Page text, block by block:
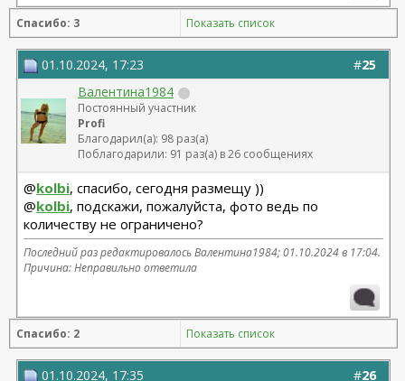
Спасибо: 3 Показать список
#25
01.10.2024, 17:23
Валентина1984
Постоянный участник
Profi
Благодарил(а): 98 раз(а)
Поблагодарили: 91 раз(а) в 26 сообщениях
@kolbi, спасибо, сегодня размещу ))
@kolbi, подскажи, пожалуйста, фото ведь по
количеству не ограничено?
Последний раз редактировалось Валентина1984; 01.10.2024 в 17:04.
Причина: Неправильно ответила
Спасибо: 2 Показать список
#26
01.10.2024, 17:35